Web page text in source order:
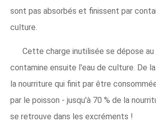
sont pas absorbés et finissent par
culture.
Cette charge inutilisée se dépose
contamine ensuite l'eau de culture. De
la nourriture qui finit par être
par le poisson - jusqu'à 70 % de la
se retrouve dans les excréments !